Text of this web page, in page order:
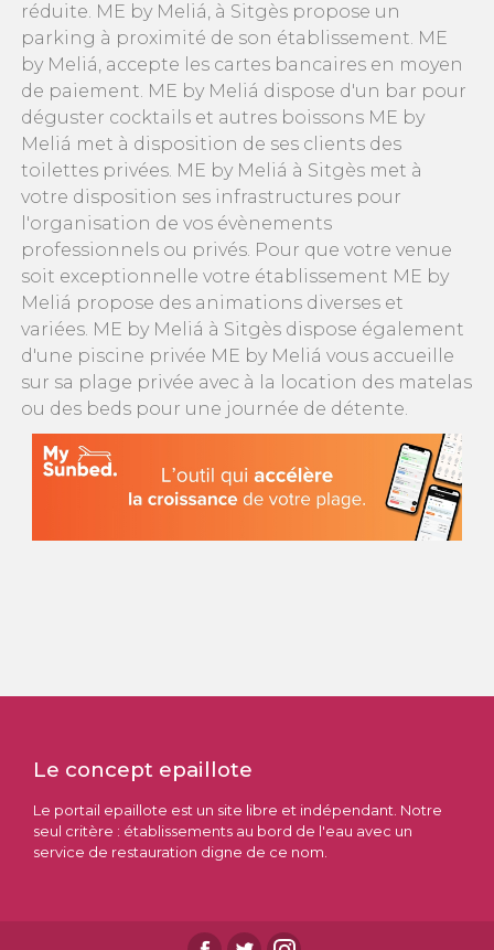
réduite. ME by Meliá, à Sitgès propose un
parking à proximité de son établissement. ME
by Meliá, accepte les cartes bancaires en moyen
de paiement. ME by Meliá dispose d'un bar pour
déguster cocktails et autres boissons ME by
Meliá met à disposition de ses clients des
toilettes privées. ME by Meliá à Sitgès met à
votre disposition ses infrastructures pour
l'organisation de vos évènements
professionnels ou privés. Pour que votre venue
soit exceptionnelle votre établissement ME by
Meliá propose des animations diverses et
variées. ME by Meliá à Sitgès dispose également
d'une piscine privée ME by Meliá vous accueille
sur sa plage privée avec à la location des matelas
ou des beds pour une journée de détente.
Le concept epaillote
Le portail epaillote est un site libre et indépendant. Notre
seul critère : établissements au bord de l'eau avec un
service de restauration digne de ce nom.